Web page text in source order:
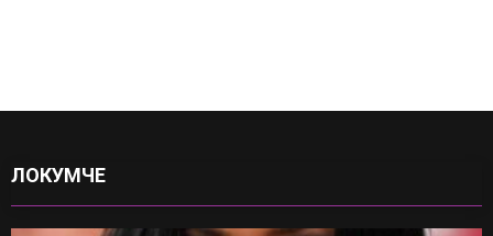
ЛОКУМЧЕ